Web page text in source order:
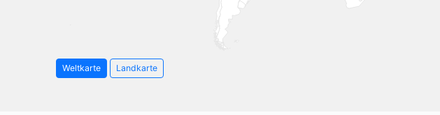
Weltkarte Landkarte